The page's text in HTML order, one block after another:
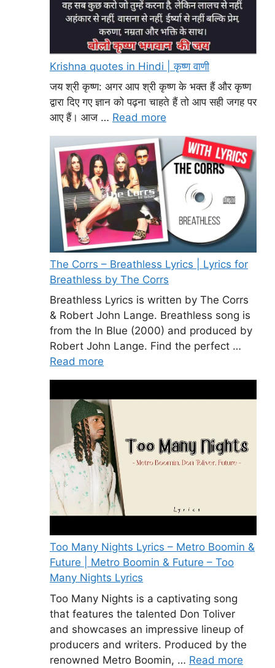
Krishna quotes in Hindi | कृष्ण वाणी
जय श्री कृष्ण: अगर आप श्री कृष्ण के भक्त हैं और कृष्ण
द्वारा दिए गए ज्ञान को पढ़ना चाहते हैं तो आप सही जगह पर
आए हैं। आज … Read more
The Corrs – Breathless Lyrics | Lyrics for
Breathless by The Corrs
Breathless Lyrics is written by The Corrs
& Robert John Lange. Breathless song is
from the In Blue (2000) and produced by
Robert John Lange. Find the perfect …
Read more
Too Many Nights Lyrics – Metro Boomin &
Future | Metro Boomin & Future – Too
Many Nights Lyrics
Too Many Nights is a captivating song
that features the talented Don Toliver
and showcases an impressive lineup of
producers and writers. Produced by the
renowned Metro Boomin, … Read more